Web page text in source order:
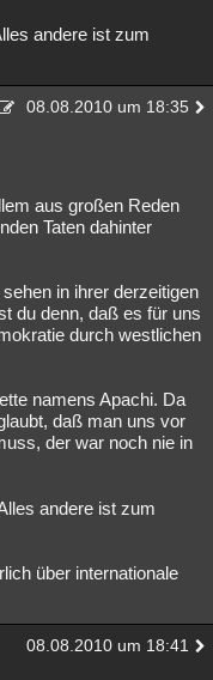
andere ist zum
08.08.2010 um 18:35
aus großen Reden
Taten dahinter
in ihrer derzeitigen
du denn, daß es für uns
durch westlichen
namens Apachi. Da
daß man uns vor
der war noch nie in
andere ist zum
über internationale
08.08.2010 um 18:41